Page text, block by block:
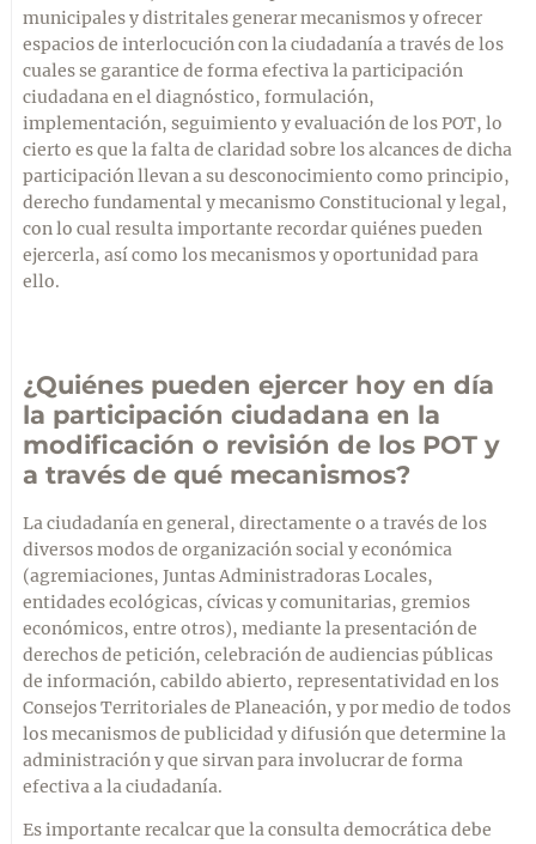
municipales y distritales generar mecanismos y ofrecer
espacios de interlocución con la ciudadanía a través de los
cuales se garantice de forma efectiva la participación
ciudadana en el diagnóstico, formulación,
implementación, seguimiento y evaluación de los POT, lo
cierto es que la falta de claridad sobre los alcances de dicha
participación llevan a su desconocimiento como principio,
derecho fundamental y mecanismo Constitucional y legal,
con lo cual resulta importante recordar quiénes pueden
ejercerla, así como los mecanismos y oportunidad para
ello.
¿Quiénes pueden ejercer hoy en día
la participación ciudadana en la
modificación o revisión de los POT y
a través de qué mecanismos?
La ciudadanía en general, directamente o a través de los
diversos modos de organización social y económica
(agremiaciones, Juntas Administradoras Locales,
entidades ecológicas, cívicas y comunitarias, gremios
económicos, entre otros), mediante la presentación de
derechos de petición, celebración de audiencias públicas
de información, cabildo abierto, representatividad en los
Consejos Territoriales de Planeación, y por medio de todos
los mecanismos de publicidad y difusión que determine la
administración y que sirvan para involucrar de forma
efectiva a la ciudadanía.
Es importante recalcar que la consulta democrática debe